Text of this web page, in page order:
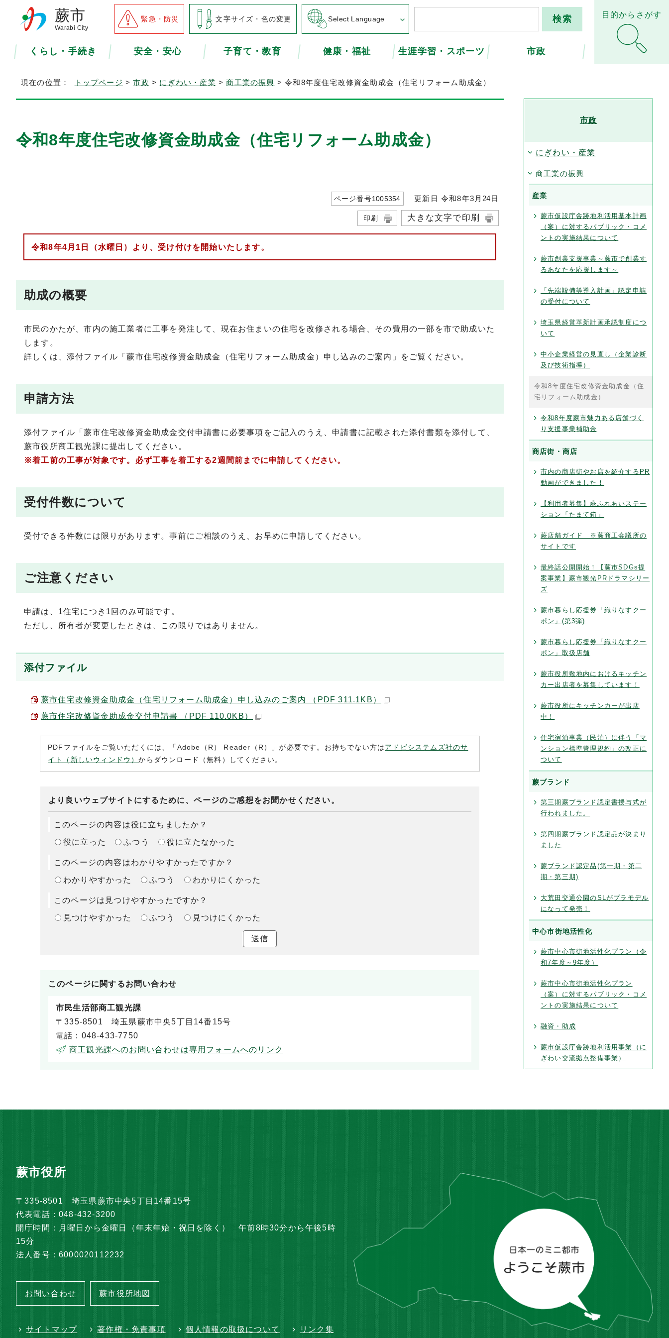
蕨市
Warabi City
緊急・防災 文字サイズ・色の変更 Select Language
くらし・手続き 安全・安心 子育て・教育 健康・福祉 生涯学習・スポーツ 市政
目的からさがす
現在の位置： トップページ >市政 > にぎわい・産業 >商工業の振興 > 令和8年度住宅改修資金助成金（住宅リフォーム助成金）
令和8年度住宅改修資金助成金（住宅リフォーム助成金）
ページ番号1005354 更新日 令和8年3月 24日
印刷 大きな文字で印刷
令和8年4月1日（水曜日）より、受け付けを開始いたします。
助成の概要
市民のかたが、市内の施工業者に工事を発注して、現在お住まいの住宅を改修される場合、その費用の一部を市で助成いた
します。
詳しくは、添付ファイル「蕨市住宅改修資金助成金（住宅リフォーム助成金）申し込みのご案内」をご覧ください。
申請方法
添付ファイル「蕨市住宅改修資金助成金交付申請書に必要事項をご記入のうえ、申請書に記載された添付書類を添付して、
蕨市役所商工観光課に提出してください。
※着工前の工事が対象です。必ず工事を着工する2週間前までに申請してください。
受付件数について
受付できる件数には限りがあります。事前にご相談のうえ、お早めに申請してください。
ご注意ください
申請は、1住宅につき1回のみ可能です。
ただし、所有者が変更したときは、この限りではありません。
添付ファイル
蕨市住宅改修資金助成金（住宅リフォーム助成金）申し込みのご案内 （PDF 311.1KB）
蕨市住宅改修資金助成金交付申請書 （PDF 110.0KB）
PDFファイルをご覧いただくには、「Adobe（R） Reader（R）」が必要です。お持ちでない方はアドビシステムズ社のサ
イト（新しいウィンドウ）からダウンロード（無料）してください。
より良いウェブサイトにするために、ページのご感想をお聞かせください。
このページの内容は役に立ちましたか？
役に立った ふつう 役に立たなかった
このページの内容はわかりやすかったですか？
わかりやすかった ふつう わかりにくかった
このページは見つけやすかったですか？
見つけやすかった ふつう 見つけにくかった
送信
このページに関するお問い合わせ
市民生活部商工観光課
〒335-8501 埼玉県蕨市中央5丁目14番15号
電話：048-433-7750
商工観光課へのお問い合わせは専用フォームへのリンク
市政
にぎわい・産業
商工業の振興
産業
蕨市仮設庁舎跡地利活用基本計画
（案）に対するパブリック・コメ
ントの実施結果について
蕨市創業支援事業～蕨市で創業す
るあなたを応援します～
「先端設備等導入計画」認定申請
の受付について
埼玉県経営革新計画承認制度につ
いて
中小企業経営の見直し（企業診断
及び技術指導）
令和8年度住宅改修資金助成金（住
宅リフォーム助成金）
令和8年度蕨市魅力ある店舗づく
り支援事業補助金
商店街・商店
市内の商店街やお店を紹介するPR
動画ができました！
【利用者募集】蕨ふれあいステー
ション「たまて箱」
蕨店舗ガイド ※蕨商工会議所の
サイトです
最終話公開開始！【蕨市SDGs提
案事業】蕨市観光PRドラマシリー
ズ
蕨市暮らし応援券「織りなすクー
ポン」(第3弾)
蕨市暮らし応援券「織りなすクー
ポン」取扱店舗
蕨市役所敷地内におけるキッチン
カー出店者を募集しています！
蕨市役所にキッチンカーが出店
中！
住宅宿泊事業（民泊）に伴う「マ
ンション標準管理規約」の改正に
ついて
蕨ブランド
第三期蕨ブランド認定書授与式が
行われました。
第四期蕨ブランド認定品が決まり
ました
蕨ブランド認定品(第一期・第二
期・第三期)
大荒田交通公園のSLがプラモデル
になって発売！
中心市街地活性化
蕨市中心市街地活性化プラン（令
和7年度～9年度）
蕨市中心市街地活性化プラン
（案）に対するパブリック・コメ
ントの実施結果について
融資・助成
蕨市仮設庁舎跡地利活用事業（に
ぎわい交流拠点整備事業）
蕨市役所
〒335-8501 埼玉県蕨市中央5丁目14番15号
代表電話：048-432-3200
開庁時間：月曜日から金曜日（年末年始・祝日を除く） 午前8時30分から午後5時
15分
法人番号：6000020112232
お問い合わせ 蕨市役所地図
サイトマップ 著作権・免責事項 個人情報の取扱について リンク集